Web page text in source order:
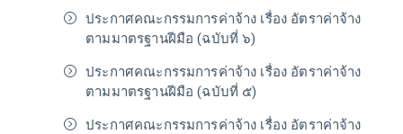
ประกาศคณะกรรมการค่าจ้าง เรื่อง อัตราค่าจ้าง
ตามมาตรฐานฝีมือ (ฉบับที่ ๖)
ประกาศคณะกรรมการค่าจ้าง เรื่อง อัตราค่าจ้าง
ตามมาตรฐานฝีมือ (ฉบับที่ ๕)
ประกาศคณะกรรมการค่าจ้าง เรื่อง อัตราค่าจ้าง